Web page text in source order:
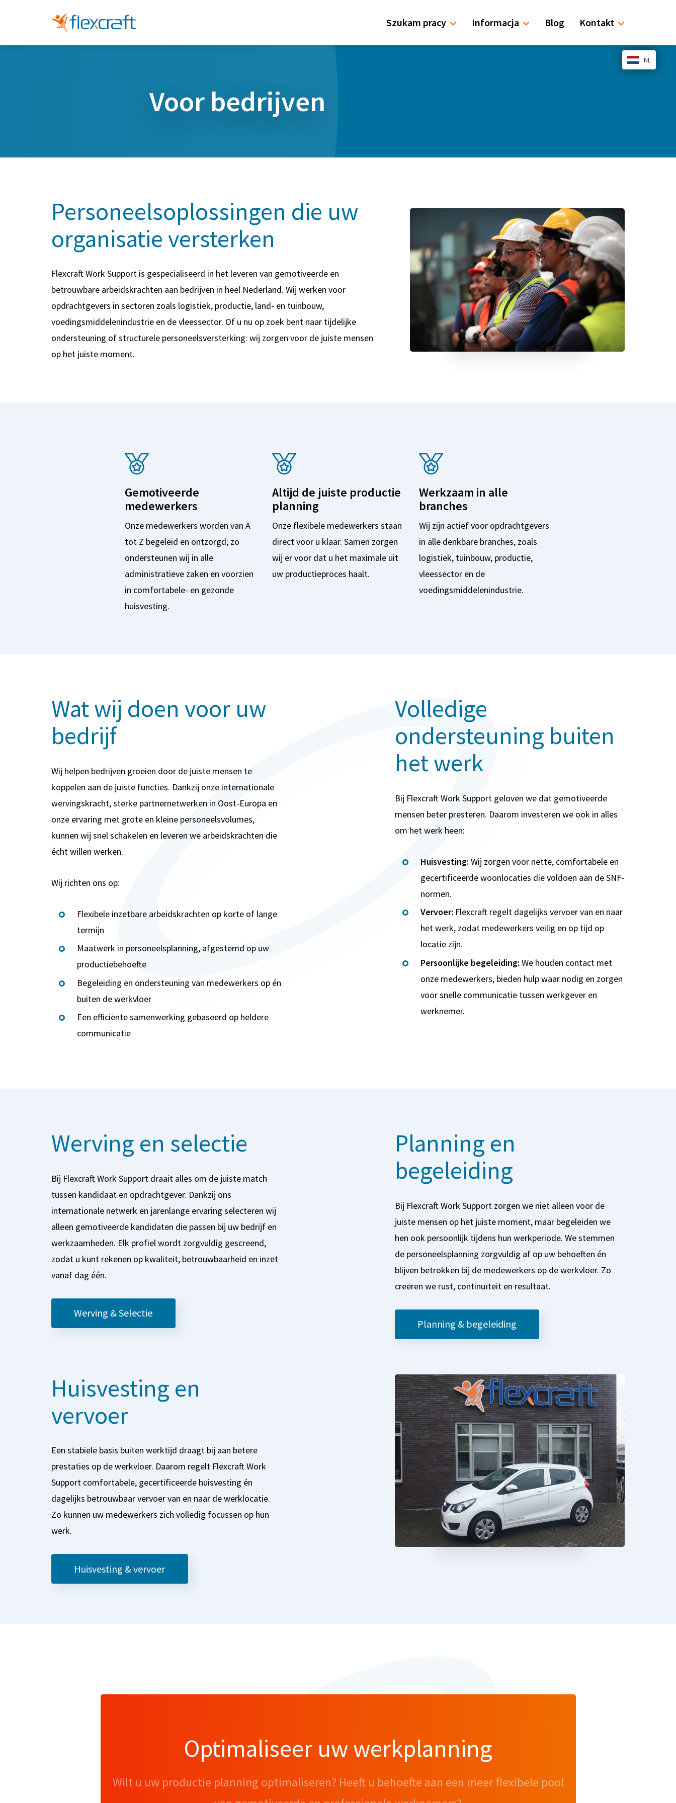
Szukam pracy Informacja Blog Kontakt
Voor bedrijven
Personeelsoplossingen die uw
organisatie versterken
Flexcraft Work Support is gespecialiseerd in het leveren van gemotiveerde en
betrouwbare arbeidskrachten aan bedrijven in heel Nederland. Wij werken voor
opdrachtgevers in sectoren zoals logistiek, productie, land- en tuinbouw,
voedingsmiddelenindustrie en de vleessector. Of u nu op zoek bent naar tijdelijke
ondersteuning of structurele personeelsversterking: wij zorgen voor de juiste mensen
op het juiste moment.
Gemotiveerde
medewerkers
Onze medewerkers worden van A
tot Z begeleid en ontzorgd; zo
ondersteunen wij in alle
administratieve zaken en voorzien
in comfortabele- en gezonde
huisvesting.
Altijd de juiste productie
planning
Onze flexibele medewerkers staan
direct voor u klaar. Samen zorgen
wij er voor dat u het maximale uit
uw productieproces haalt.
Werkzaam in alle
branches
Wij zijn actief voor opdrachtgevers
in alle denkbare branches, zoals
logistiek, tuinbouw, productie,
vleessector en de
voedingsmiddelenindustrie.
Wat wij doen voor uw
bedrijf
Wij helpen bedrijven groeien door de juiste mensen te
koppelen aan de juiste functies. Dankzij onze internationale
wervingskracht, sterke partnernetwerken in Oost-Europa en
onze ervaring met grote en kleine personeelsvolumes,
kunnen wij snel schakelen en leveren we arbeidskrachten die
écht willen werken.
Wij richten ons op:
Flexibele inzetbare arbeidskrachten op korte of lange
termijn
Maatwerk in personeelsplanning, afgestemd op uw
productiebehoefte
Begeleiding en ondersteuning van medewerkers op én
buiten de werkvloer
Een efficiënte samenwerking gebaseerd op heldere
communicatie
Volledige
ondersteuning buiten
het werk
Bij Flexcraft Work Support geloven we dat gemotiveerde
mensen beter presteren. Daarom investeren we ook in alles
om het werk heen:
Huisvesting: Wij zorgen voor nette, comfortabele en
gecertificeerde woonlocaties die voldoen aan de SNF-
normen.
Vervoer: Flexcraft regelt dagelijks vervoer van en naar
het werk, zodat medewerkers veilig en op tijd op
locatie zijn.
Persoonlijke begeleiding: We houden contact met
onze medewerkers, bieden hulp waar nodig en zorgen
voor snelle communicatie tussen werkgever en
werknemer.
Werving en selectie
Bij Flexcraft Work Support draait alles om de juiste match
tussen kandidaat en opdrachtgever. Dankzij ons
internationale netwerk en jarenlange ervaring selecteren wij
alleen gemotiveerde kandidaten die passen bij uw bedrijf en
werkzaamheden. Elk profiel wordt zorgvuldig gescreend,
zodat u kunt rekenen op kwaliteit, betrouwbaarheid en inzet
vanaf dag één.
Werving & Selectie
Planning en
begeleiding
Bij Flexcraft Work Support zorgen we niet alleen voor de
juiste mensen op het juiste moment, maar begeleiden we
hen ook persoonlijk tijdens hun werkperiode. We stemmen
de personeelsplanning zorgvuldig af op uw behoeften én
blijven betrokken bij de medewerkers op de werkvloer. Zo
creëren we rust, continuïteit en resultaat.
Planning & begeleiding
Huisvesting en
vervoer
Een stabiele basis buiten werktijd draagt bij aan betere
prestaties op de werkvloer. Daarom regelt Flexcraft Work
Support comfortabele, gecertificeerde huisvesting én
dagelijks betrouwbaar vervoer van en naar de werklocatie.
Zo kunnen uw medewerkers zich volledig focussen op hun
werk.
Huisvesting & vervoer
Optimaliseer uw werkplanning
Wilt u uw productie planning optimaliseren? Heeft u behoefte aan een meer flexibele pool
NL